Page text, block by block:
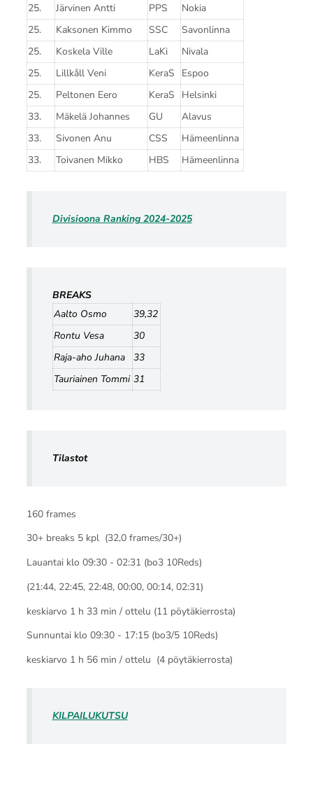
25.
Järvinen Antti PPS
Nokia
25.
Kaksonen Kimmo SSC
Savonlinna
25.
Koskela Ville LaKi
Nivala
25.
Lillkåll Veni KeraS
Espoo
25.
Peltonen Eero KeraS
Helsinki
33.
Mäkelä Johannes GU
Alavus
33.
Sivonen Anu CSS
Hämeenlinna
33.
Toivanen Mikko HBS Hämeenlinna
Divisioona Ranking 2024-2025
BREAKS
Aalto Osmo
39,32
Rontu Vesa
30
Raja-aho Juhana
33
Tauriainen Tommi 31
Tilastot
160 frames
30+ breaks 5 kpl (32,0 frames/30+)
Lauantai klo 09:30 - 02:31 (bo3 10Reds)
(21:44, 22:45, 22:48, 00:00, 00:14, 02:31)
keskiarvo 1 h 33 min / ottelu (11 pöytäkierrosta)
Sunnuntai klo 09:30 - 17:15 (bo3/5 10Reds)
keskiarvo 1 h 56 min / ottelu (4 pöytäkierrosta)
KILPAILUKUTSU